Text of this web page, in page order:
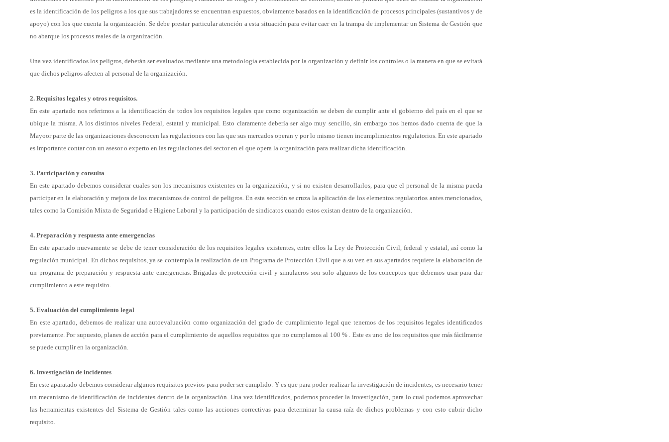
es la identificación de los peligros a los quesus trabajadores se encuentran expuestos, obviamente basados en laidentificación de procesos principales (sustantivos y de
apoyo) con los que cuenta la organización. Se debe prestar particular atención a esta situación para evitar caer en la trampa de implementar un Sistema deGestión que
no abarque los procesos reales de la organización.
Una vez identificados los peligros, deberán ser evaluados mediante unametodología establecida por la organización y definir los controles o la manera en que se evitará
que dichos peligros afecten al personal de la organización.
2. Requisitos legales y otros requisitos.
En este apartado nos referimos a la identificación de todos los requisitoslegales que como organización se deben de cumplir ante el gobierno del país en el que se
ubique la misma. A los distintos niveles Federal, estatal y municipal. Esto claramente debería ser algo muy sencillo, sin embargo nos hemos dado cuenta de que la
Mayoor parte de las organizaciones desconocen las regulaciones con las que sus mercados operan y por lo mismotienen incumplimientos regulatorios. En este apartado
es importante contarcon un asesor o experto en las regulaciones del sector en el que opera la organización para realizar dicha identificación.
3. Participación y consulta
En este apartado debemos considerar cuales son los mecanismos existentesen la organización, y si no existen desarrollarlos, para que el personal de la misma pueda
participar en la elaboración y mejora de los mecanismos de control de peligros. En esta sección se cruza la aplicación de loselementos regulatorios antes mencionados,
tales como la Comisión Mixta de Seguridad e Higiene Laboral y la participación de sindicatos cuando estos existan dentro de la organización.
4. Preparación y respuesta ante emergencias
En este apartado nuevamente se debe de tener consideración de losrequisitos legales existentes, entre ellos la Ley de Protección Civil,federal y estatal, así como la
regulación municipal. En dichos requisitos, ya se contempla la realización de un Programa de Protección Civil que a suvez en sus apartados requiere la elaboración de
un programa de preparacióny respuesta ante emergencias. Brigadas de protección civil y simulacros son solo algunos de los conceptos que debemos usar para dar
cumplimiento a este requisito.
5. Evaluación del cumplimiento legal
En este apartado, debemos de realizar una autoevaluación como organizacióndel grado de cumplimiento legal que tenemos de los requisitos legalesidentificados
previamente. Por supuesto, planes de acción para elcumplimiento de aquellos requisitos que no cumplamos al 100 % . Este esuno de los requisitos que más fácilmente
se puede cumplir en la organización.
6. Investigación de incidentes
En este aparatado debemos considerar algunos requisitos previos para poderser cumplido. Y es que para poder realizar la investigación de incidentes, es necesario tener
un mecanismo de identificación de incidentes dentro dela organización. Una vez identificados, podemos proceder la investigación, para lo cual podemos aprovechar
las herramientas existentesdel Sistema de Gestión tales como las acciones correctivas para determinar la causa raíz de dichos problemas y con esto cubrir dicho
requisito.